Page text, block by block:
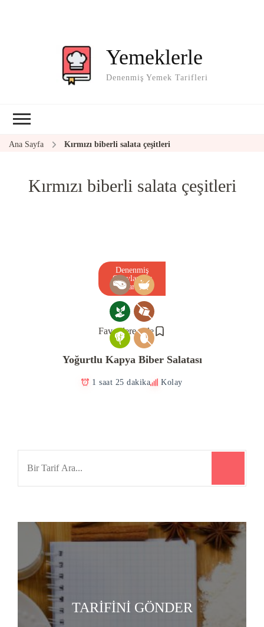
Yemeklerle
Denenmiş Yemek Tarifleri
Ana Sayfa Kırmızı biberli salata çeşitleri
Kırmızı biberli salata çeşitleri
Favorilere ekle
Denenmiş
Onaylanmış
Tarif
Yoğurtlu Kapya Biber Salatası
1 saat 25 dakika Kolay
TARİFİNİ GÖNDER